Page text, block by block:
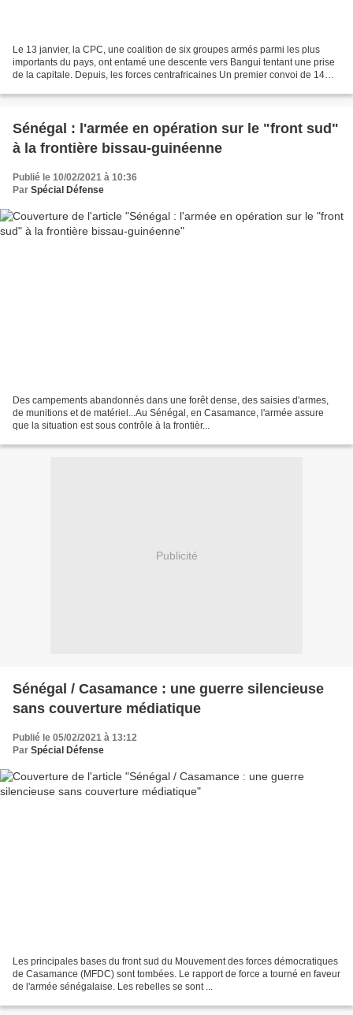
Le 13 janvier, la CPC, une coalition de six groupes armés parmi les plus
importants du pays, ont entamé une descente vers Bangui tentant une prise
de la capitale. Depuis, les forces centrafricaines Un premier convoi de 14
Sénégal : l'armée en opération sur le "front sud"
à la frontière bissau-guinéenne
Publié le 10/02/2021 à 10:36
Par Spécial Défense
Des campements abandonnés dans une forêt dense, des saisies d'armes,
de munitions et de matériel...Au Sénégal, en Casamance, l'armée assure
que la situation est sous contrôle à la frontièr...
Publicité
Sénégal / Casamance : une guerre silencieuse
sans couverture médiatique
Publié le 05/02/2021 à 13:12
Par Spécial Défense
Les principales bases du front sud du Mouvement des forces démocratiques
de Casamance (MFDC) sont tombées. Le rapport de force a tourné en faveur
de l'armée sénégalaise. Les rebelles se sont ...